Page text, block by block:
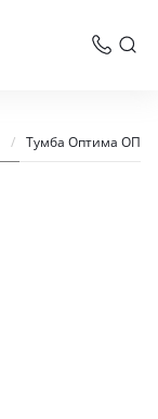
/ Тумба Оптима ОП-